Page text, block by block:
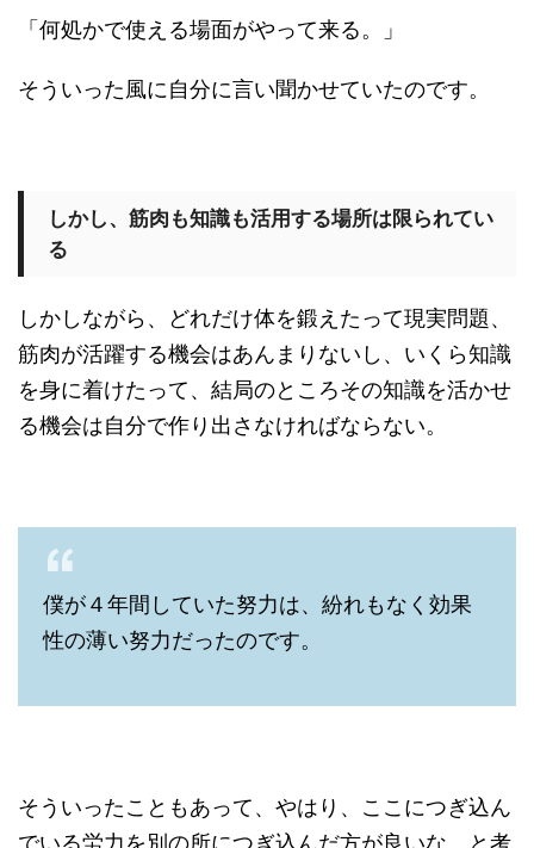
「何処かで使える場面がやって来る。」
そういった風に自分に言い聞かせていたのです。
しかし、筋肉も知識も活用する場所は限られてい
る
しかしながら、どれだけ体を鍛えたって現実問題、
筋肉が活躍する機会はあんまりないし、いくら知識
を身に着けたって、結局のところその知識を活かせ
る機会は自分で作り出さなければならない。
僕が４年間していた努力は、紛れもなく効果
性の薄い努力だったのです。
そういったこともあって、やはり、ここにつぎ込ん
でいる労力を別の所につぎ込んだ方が良いな。と考